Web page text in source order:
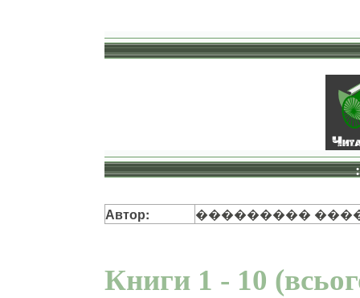
Автор: ���������
Книги 1 - 10